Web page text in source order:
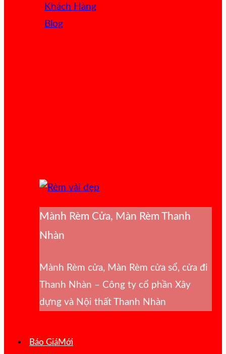
Khách Hàng
Blog
Mành Rèm Cửa, Màn Rèm Thanh
Nhàn
Mành Rèm cửa, Màn Rèm cửa sổ, cửa đi
Thanh Nhàn – Công ty cổ phần Xây
dựng và Nội thất Thanh Nhàn
Báo Giá